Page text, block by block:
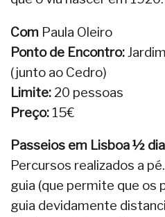
Com Paula Oleiro
Ponto de Encontro:
(junto ao Cedro)
Limite: 20 pessoas
Preço: 15€
Passeios em Lisboa ½ dia
Percursos realizados a
guia (que permite que os
guia devidamente